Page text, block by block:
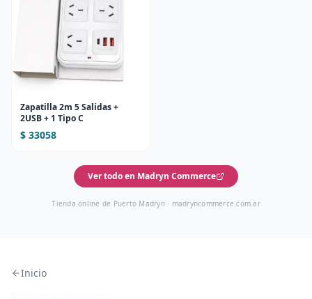
Zapatilla 2m 5 Salidas +
2USB + 1 Tipo C
$ 33058
Ver todo en Madryn Commerce
Tienda online de Puerto Madryn · madryncommerce.com.ar
Inicio